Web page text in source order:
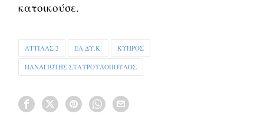
κατοικούσε.
ΑΤΤΙΛΑΣ 2 ΕΛ.ΔΥ.Κ. ΚΥΠΡΟΣ
ΠΑΝΑΓΙΩΤΗΣ ΣΤΑΥΡΟΥΛΟΠΟΥΛΟΣ